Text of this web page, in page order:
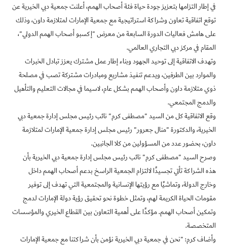
في إطار التزامها بتعزيز جودة حياة فئة أصحاب الهمم، أعلنت جمعية دبي الخيرية عن
توقع اتفاقية تعاون وشراكة استراتيجية مع جمعية الإمارات لمتلازمة داون، وذلك
على هامش فعاليات الدورة السابعة من معرض "إكسبو أصحاب الهمم الدولي"،
المقام في مركز دبي التجاري العالمي.
وتهدف الاتفاقية إلى توحيد الجهود وبناء إطار عمل مشترك يعزز تبادل الخبرات
والموارد بين الطرفين، ويدعم تنفيذ مشاريع ومبادرات مشتركة تصب في مصلحة
ذوي متلازمة داون وأصحاب الهمم بشكل عام، لاسيما في مجالات التعليم والتأهيل
والدمج المجتمعي.
وقع الاتفاقية كل من السيد "مصطفى كرم" نائب رئيس مجلس إدارة جمعية دبي
الخيرية، والدكتورة "منال جعرور" رئيس مجلس إدارة جمعية الإمارات لمتلازمة
داون، بحضور عدد من المسؤولين من كلا الجانبين.
وصرح السيد "مصطفى كرم" نائب رئيس مجلس إدارة جمعية دبي الخيرية بأن
هذه الشراكة تأتي تجسيدًا لالتزام الجمعية الراسخ بدعم أصحاب الهمم داخل
وخارج الدولة، وتماشيًا مع رؤيتها الإنسانية والمجتمعية التي تهدف إلى توفير
مقومات الحياة الكريمة لهم، وتمثل خطوة نحو تحقيق رؤية دولة الإمارات لدمج
وتمكين أصحاب الهمم. مؤكدًا على أهمية التعاون بين القطاع الخيري والمؤسسات
المتخصصة.
وأضاف كرم: "نحن في جمعية دبي الخيرية نؤمن بأن شراكتنا مع جمعية الإمارات